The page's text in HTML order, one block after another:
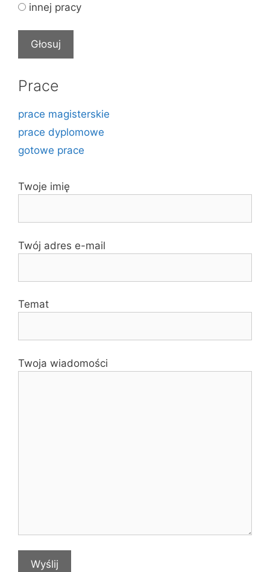
innej pracy
Prace
prace magisterskie
prace dyplomowe
gotowe prace
Twoje imię
Twój adres e-mail
Temat
Twoja wiadomości